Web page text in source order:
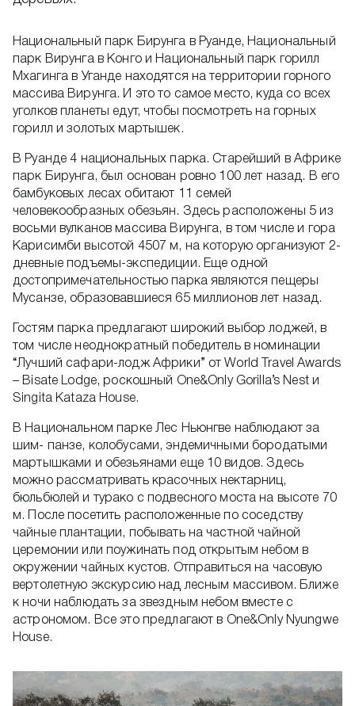
Национальный парк Бирунга в Руанде, Национальный
парк Вирунга в Конго и Национальный парк горилл
Мхагинга в Уганде находятся на территории горного
массива Вирунга. И это то самое место, куда со всех
уголков планеты едут, чтобы посмотреть на горных
горилл и золотых мартышек.
В Руанде 4 национальных парка. Старейший в Африке
парк Бирунга, был основан ровно 100 лет назад. В его
бамбуковых лесах обитают 11 семей
человекообразных обезьян. Здесь расположены 5 из
восьми вулканов массива Вирунга, в том числе и гора
Карисимби высотой 4507 м, на которую организуют 2-
дневные подъемы-экспедиции. Еще одной
достопримечательностью парка являются пещеры
Мусанзе, образовавшиеся 65 миллионов лет назад.
Гостям парка предлагают широкий выбор лоджей, в
том числе неоднократный победитель в номинации
“Лучший сафари-лодж Африки” от World Travel Awards
– Bisate Lodge, роскошный One&Only Gorilla’s Nest и
Singita Kataza House.
В Национальном парке Лес Ньюнгве наблюдают за
шим- панзе, колобусами, эндемичными бородатыми
мартышками и обезьянами еще 10 видов. Здесь
можно рассматривать красочных нектарниц,
бюльбюлей и турако с подвесного моста на высоте 70
м. После посетить расположенные по соседству
чайные плантации, побывать на частной чайной
церемонии или поужинать под открытым небом в
окружении чайных кустов. Отправиться на часовую
вертолетную экскурсию над лесным массивом. Ближе
к ночи наблюдать за звездным небом вместе с
астрономом. Все это предлагают в One&Only Nyungwe
House.